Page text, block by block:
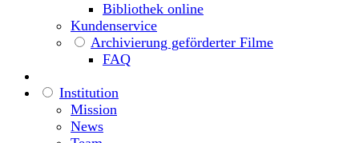
Bibliothek online
Kundenservice
Archivierung geförderter Filme
FAQ
Institution
Mission
News